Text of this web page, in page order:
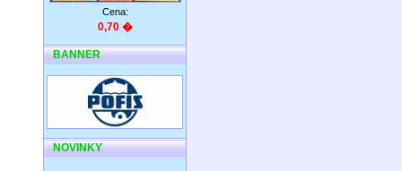
Cena:
0,70 �
BANNER
NOVINKY